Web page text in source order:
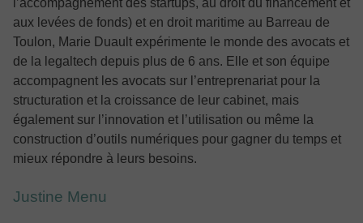
l’accompagnement des startups, au droit du financement et
aux levées de fonds) et en droit maritime au Barreau de
Toulon, Marie Duault expérimente le monde des avocats et
de la legaltech depuis plus de 6 ans. Elle et son équipe
accompagnent les avocats sur l’entreprenariat pour la
structuration et la croissance de leur cabinet, mais
également sur l’innovation et l’utilisation ou même la
construction d’outils numériques pour gagner du temps et
mieux répondre à leurs besoins.
Justine Menu